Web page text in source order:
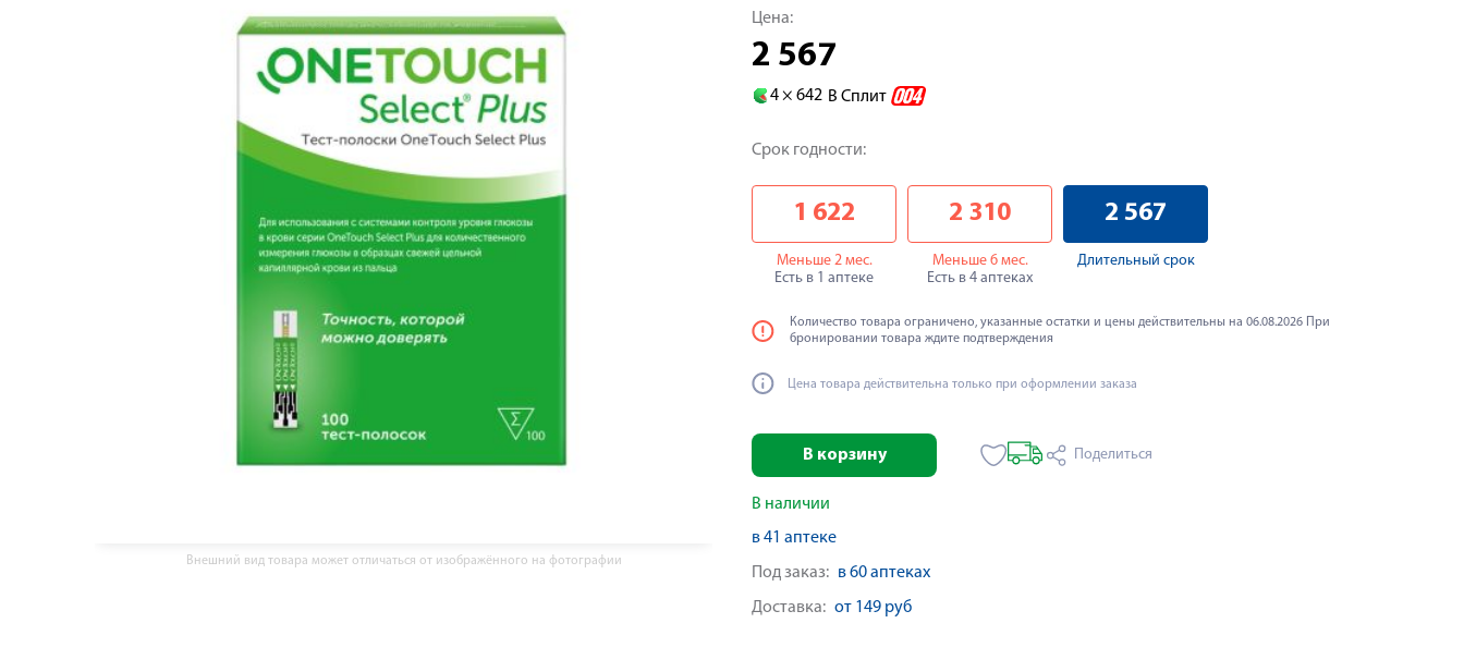
Внешний вид товара может отличаться от изображённого на фотографии
Цена:
2 567
4 × 642 В Сплит
Срок годности:
1 622
Меньше 2 мес.
Есть в 1 аптеке
2 310
Меньше 6 мес.
Есть в 4 аптеках
2 567
Длительный срок
Количество товара ограничено, указанные остатки и цены действительны на 06.08.2026 При
бронировании товара ждите подтверждения
Цена товара действительна только при оформлении заказа
В корзину Поделиться
В наличии
в 41 аптеке
Под заказ: в 60 аптеках
Доставка: от 149 руб